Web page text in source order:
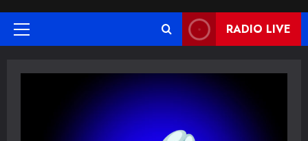
Menu
RADIO LIVE